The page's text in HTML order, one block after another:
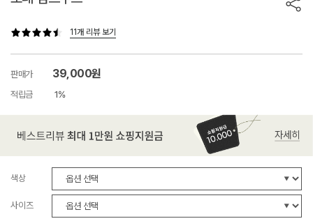
11개 리뷰 보기
판매가 39,000원
적립금 1%
색상
사이즈